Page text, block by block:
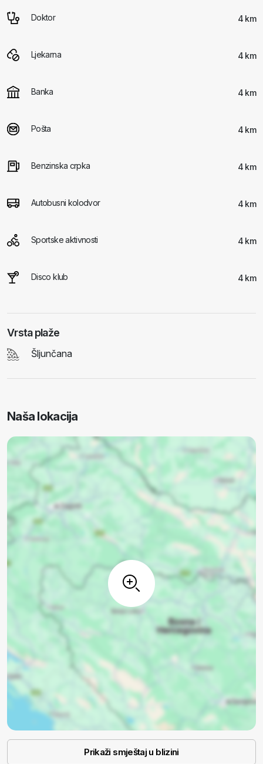
Doktor 4 km
Ljekarna 4 km
Banka 4 km
Pošta 4 km
Benzinska crpka 4 km
Autobusni kolodvor 4 km
Sportske aktivnosti 4 km
Disco klub 4 km
Vrsta plaže
Šljunčana
Naša lokacija
Prikaži smještaj u blizini